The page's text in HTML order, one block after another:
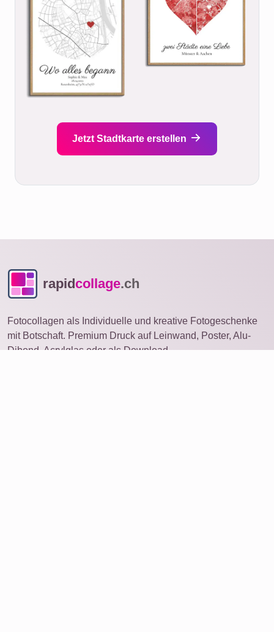
Jetzt Stadtkarte erstellen
rapidcollage.ch
Fotocollagen als Individuelle und kreative Fotogeschenke
mit Botschaft. Premium Druck auf Leinwand, Poster, Alu-
Dibond, Acrylglas oder als Download.